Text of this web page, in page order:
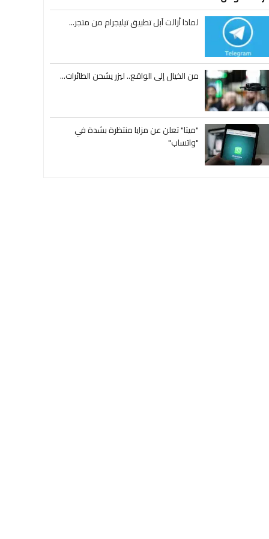
لماذا أزالت آبل تطبيق تيليجرام من متجر...
من الخيال إلى الواقع.. ليزر يشحن الطائرات...
"ميتا" تعلن عن مزايا منتظرة بشدة في
"واتساب"